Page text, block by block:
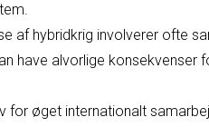
af hybridkrig involverer ofte
have alvorlige
for øget internationalt